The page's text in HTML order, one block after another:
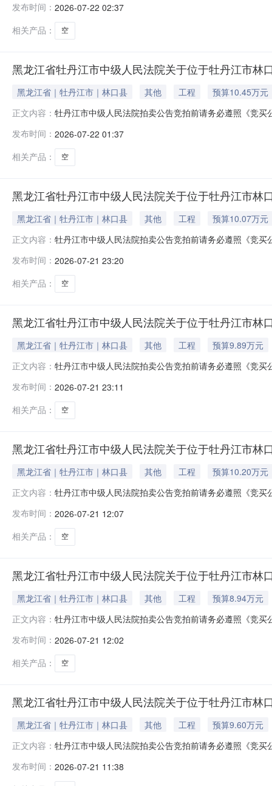
外）在牡丹江市中级人民法院拍卖网络平台上进行公开
发布时间： 2026-07-22 02:37
相关产品：
空
黑龙江省牡丹江市中级人民法院关于位于牡丹江市
黑龙江省｜牡丹江市｜林口县 其他 工程
预算10.45万元
正文内容： 牡丹江市中级人民法院拍卖公告竞拍前请务必遵照《竞
外）在牡丹江市中级人民法院拍卖网络平台上进行公开
发布时间： 2026-07-22 01:37
相关产品：
空
黑龙江省牡丹江市中级人民法院关于位于牡丹江市
黑龙江省｜牡丹江市｜林口县 其他 工程
预算10.07万元
正文内容： 牡丹江市中级人民法院拍卖公告竞拍前请务必遵照《竞
外）在牡丹江市中级人民法院拍卖网络平台上进行公开
发布时间： 2026-07-21 23:20
相关产品：
空
黑龙江省牡丹江市中级人民法院关于位于牡丹江市
黑龙江省｜牡丹江市｜林口县 其他 工程
预算9.89万元
正文内容： 牡丹江市中级人民法院拍卖公告竞拍前请务必遵照《竞
外）在牡丹江市中级人民法院拍卖网络平台上进行公开
发布时间： 2026-07-21 23:11
相关产品：
空
黑龙江省牡丹江市中级人民法院关于位于牡丹江市
黑龙江省｜牡丹江市｜林口县 其他 工程
预算10.20万元
正文内容： 牡丹江市中级人民法院拍卖公告竞拍前请务必遵照《竞
外）在牡丹江市中级人民法院拍卖网络平台上进行公开
发布时间： 2026-07-21 12:07
相关产品：
空
黑龙江省牡丹江市中级人民法院关于位于牡丹江市
黑龙江省｜牡丹江市｜林口县 其他 工程
预算8.94万元
正文内容： 牡丹江市中级人民法院拍卖公告竞拍前请务必遵照《竞
外）在牡丹江市中级人民法院拍卖网络平台上进行公开
发布时间： 2026-07-21 12:02
相关产品：
空
黑龙江省牡丹江市中级人民法院关于位于牡丹江市
黑龙江省｜牡丹江市｜林口县 其他 工程
预算9.60万元
正文内容： 牡丹江市中级人民法院拍卖公告竞拍前请务必遵照《竞
外）在牡丹江市中级人民法院拍卖网络平台上进行公开
发布时间： 2026-07-21 11:38